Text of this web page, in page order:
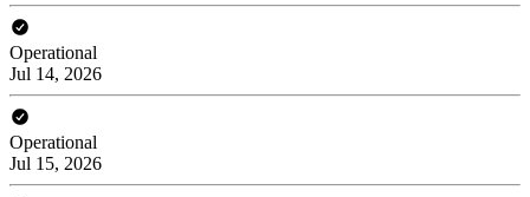
Operational
Jul 14, 2026
Operational
Jul 15, 2026